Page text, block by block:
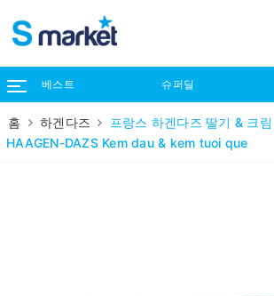
베스트 슈퍼딜
홈 하겐다즈
프랑스 하겐다즈 딸기 & 크
HAAGEN-DAZS Kem dau & kem tuoi que